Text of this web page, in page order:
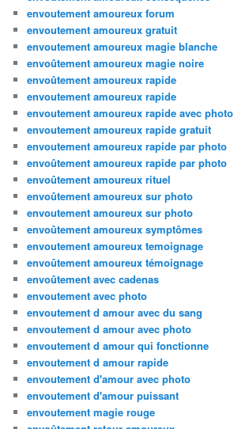
envoutement amoureux forum
envoutement amoureux gratuit
envoutement amoureux magie blanche
envoûtement amoureux magie noire
envoûtement amoureux rapide
envoutement amoureux rapide
envoutement amoureux rapide avec photo
envoutement amoureux rapide gratuit
envoutement amoureux rapide par photo
envoûtement amoureux rapide par photo
envoûtement amoureux rituel
envoûtement amoureux sur photo
envoutement amoureux sur photo
envoûtement amoureux symptômes
envoutement amoureux temoignage
envoûtement amoureux témoignage
envoûtement avec cadenas
envoutement avec photo
envoutement d amour avec du sang
envoutement d amour avec photo
envoutement d amour qui fonctionne
envoutement d amour rapide
envoutement d'amour avec photo
envoutement d'amour puissant
envoutement magie rouge